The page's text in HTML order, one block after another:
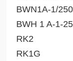
BWN1A-1/
BWH 1 A-1-
RK1G